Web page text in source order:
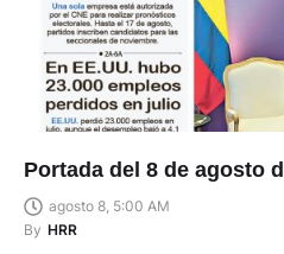
Portada del 8 de agosto
agosto 8, 5:00 AM
By HRR